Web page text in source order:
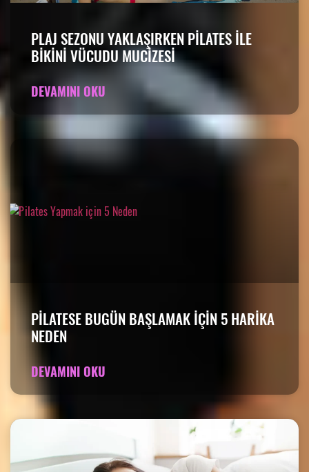
PLAJ SEZONU YAKLAŞIRKEN PILATES ILE
BIKINI VÜCUDU MUCIZESI
DEVAMINI OKU
PILATESE BUGÜN BAŞLAMAK IÇIN 5 HARIKA
NEDEN
DEVAMINI OKU